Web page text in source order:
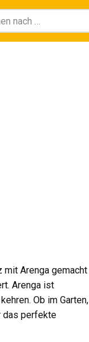
mit Arenga gemacht
Arenga ist
Ob im Garten,
das perfekte